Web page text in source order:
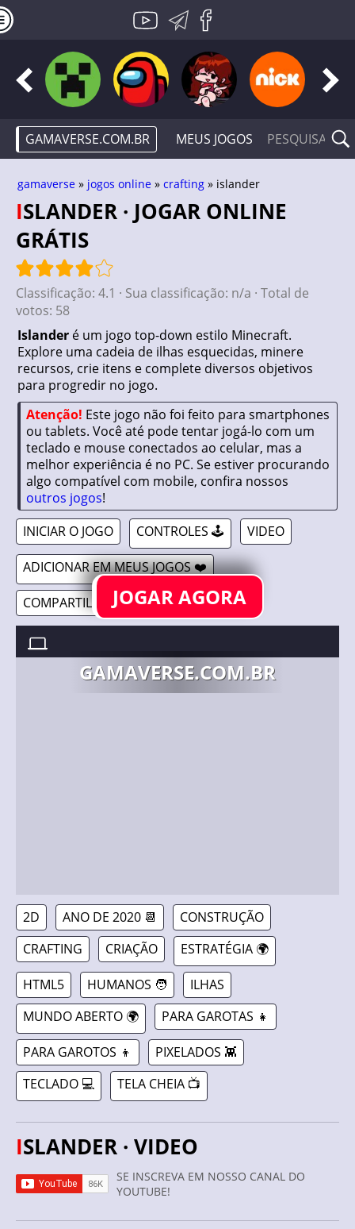
GAMAVERSE.COM.BR MEUS JOGOS
gamaverse » jogos online » crafting » islander
ISLANDER · JOGAR ONLINE
GRÁTIS
Classificação: 4.1 · Sua classificação: n/a · Total de
votos: 58
Islander é um jogo top-down estilo Minecraft.
Explore uma cadeia de ilhas esquecidas, minere
recursos, crie itens e complete diversos objetivos
para progredir no jogo.
Atenção! Este jogo não foi feito para smartphones
ou tablets. Você até pode tentar jogá-lo com um
teclado e mouse conectados ao celular, mas a
melhor experiência é no PC. Se estiver procurando
algo compatível com mobile, confira nossos
outros jogos!
INICIAR O JOGO
CONTROLES 🕹️ VIDEO
ADICIONAR EM MEUS JOGOS ❤️
COMPARTILHAR 🔗JOGAR AGORA
GAMAVERSE.COM.BR
ISLANDER //
2D ANO DE 2020 📆
CONSTRUÇÃO
CRAFTING
CRIAÇÃO ESTRATÉGIA 🌍
HTML5 HUMANOS 🧑
ILHAS
MUNDO ABERTO 🌍
PARA GAROTAS 👧
PARA GAROTOS 👦
PIXELADOS 👾
TECLADO 💻
TELA CHEIA 📺
ISLANDER · VIDEO
SE INSCREVA EM NOSSO CANAL DO
YOUTUBE!